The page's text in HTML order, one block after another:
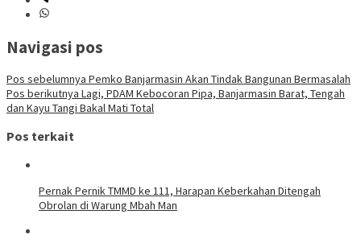
Navigasi pos
Pos sebelumnya Pemko Banjarmasin Akan Tindak Bangunan Bermasalah
Pos berikutnya Lagi, PDAM Kebocoran Pipa, Banjarmasin Barat, Tengah
dan Kayu Tangi Bakal Mati Total
Pos terkait
Pernak Pernik TMMD ke 111, Harapan Keberkahan Ditengah
Obrolan di Warung Mbah Man